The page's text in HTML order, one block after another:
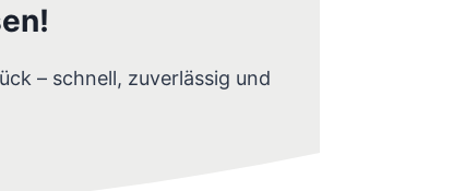
– schnell, zuverlässig und